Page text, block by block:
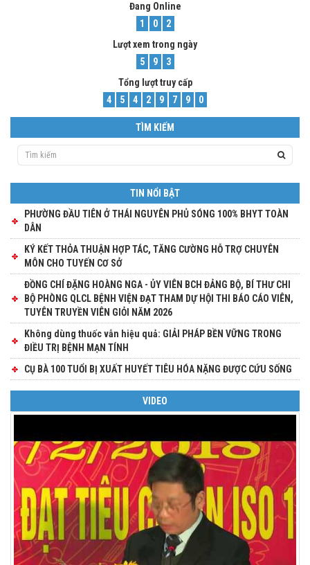
Đang Online
1
0
2
Lượt xem trong ngày
5
9
3
Tổng lượt truy cấp
4
5 4 2 9 7 9 0
TÌM KIẾM
TIN NỔI BẬT
PHƯỜNG ĐẦU TIÊN Ở THÁI NGUYÊN PHỦ SÓNG 100% BHYT TOÀN
DÂN
KÝ KẾT THỎA THUẬN HỢP TÁC, TĂNG CƯỜNG HỖ TRỢ CHUYÊN
MÔN CHO TUYẾN CƠ SỞ
ĐỒNG CHÍ ĐẶNG HOÀNG NGA - ỦY VIÊN BCH ĐẢNG BỘ, BÍ THƯ CHI
BỘ PHÒNG QLCL BỆNH VIỆN ĐẠT THAM DỰ HỘI THI BÁO CÁO VIÊN,
TUYÊN TRUYỀN VIÊN GIỎI NĂM 2026
Không dùng thuốc vẫn hiệu quả: GIẢI PHÁP BỀN VỮNG TRONG
ĐIỀU TRỊ BỆNH MẠN TÍNH
CỤ BÀ 100 TUỔI BỊ XUẤT HUYẾT TIÊU HÓA NẶNG ĐƯỢC CỨU SỐNG
VIDEO